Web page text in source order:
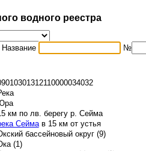
водного реестра
Название №
км по лв. берегу р. Сейма
Сеймав 15 км от устья
бассейновый округ (9)
(1)